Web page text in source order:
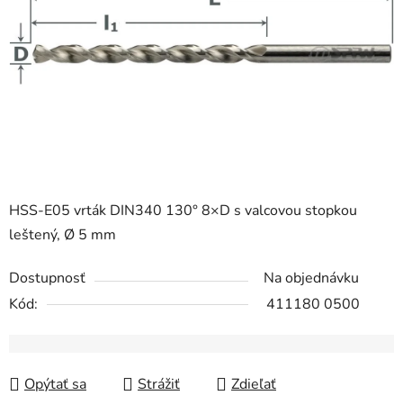
HSS-E05 vrták DIN340 130° 8×D s valcovou stopkou
leštený, Ø 5 mm
Dostupnosť
Na objednávku
Kód:
411180 0500
Opýtať sa Strážiť Zdieľať
hviezdičiek.